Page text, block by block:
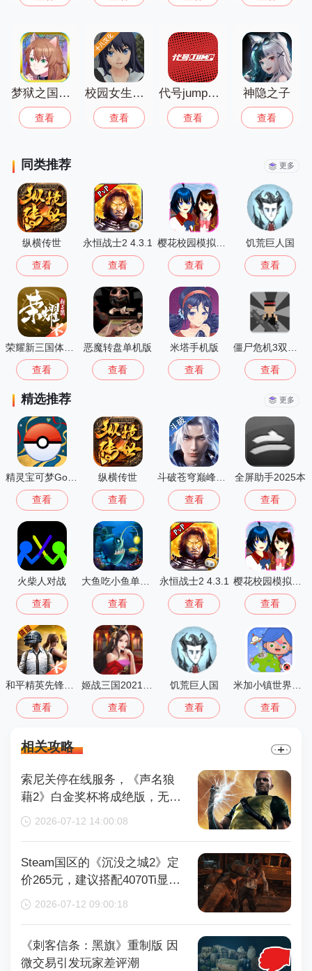
梦狱之国的爱丽丝
查看
校园女生模拟器病娇
查看
代号jump手游下载
查看
神隐之子
查看
同类推荐 更多
纵横传世
查看
永恒战士2 4.3.1
查看
樱花校园模拟器大更新无广告
查看
饥荒巨人国
查看
查看
恶魔转盘单机版
查看
米塔手机版
查看 查看
精选推荐 更多
查看
纵横传世
查看 查看
全屏助手2025本
查看
火柴人对战
查看
大鱼吃小鱼单机版(Big Fish Eat Small Fish)
查看
永恒战士2 4.3.1
查看
樱花校园模拟器大更新无广告
查看
和平精英先锋服安装2026最新版
查看
姬战三国2021正版
查看
饥荒巨人国
查看
米加小镇世界公寓与电器店
查看
相关攻略
索尼关停在线服务，《声名狼
藉2》白金奖杯将成绝版，无法
再获取
2026-07-12 14:00:08
Steam国区的《沉没之城2》定
价265元，建议搭配4070Ti显卡
以获得较好体验
2026-07-12 09:00:18
《刺客信条：黑旗》重制版 因
微交易引发玩家差评潮